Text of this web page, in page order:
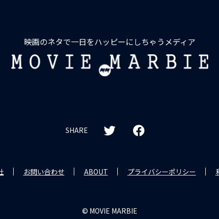
映画のネタで一日をハッピーにしちゃうメディア
MOVIE
MARBIE
SHARE
お問い合わせ ABOUT プライバシーポリシー
© MOVIE MARBIE